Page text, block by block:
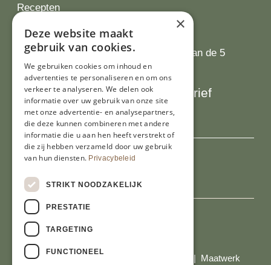
Recepten
Recensies
Onze klanten waarderen ons met 4.9 van de 5
sterren
Schrijf je in voor onze nieuwsbrief
E-mailadres
© Copyright 2026 Limburgs Bakwinkeltje | Maatwerk
×
Deze website maakt
gebruik van cookies.
We gebruiken cookies om inhoud en
advertenties te personaliseren en om ons
verkeer te analyseren. We delen ook
informatie over uw gebruik van onze site
met onze advertentie- en analysepartners,
die deze kunnen combineren met andere
informatie die u aan hen heeft verstrekt of
die zij hebben verzameld door uw gebruik
van hun diensten. Privacybeleid
STRIKT NOODZAKELIJK
PRESTATIE
TARGETING
FUNCTIONEEL